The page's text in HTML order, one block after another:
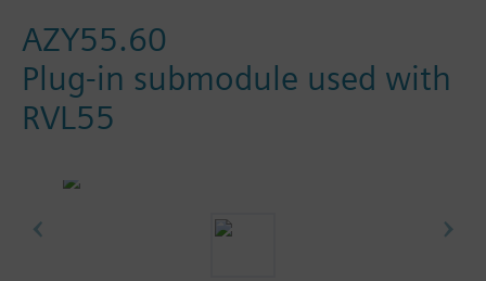
AZY55.60
Plug-in submodule used with
RVL55